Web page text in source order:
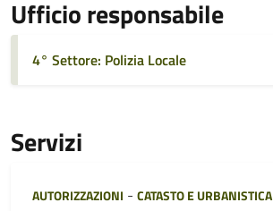
Ufficio responsabile
4° Settore: Polizia Locale
Servizi
Categoria:
AUTORIZZAZIONI - CATASTO E URBANISTICA